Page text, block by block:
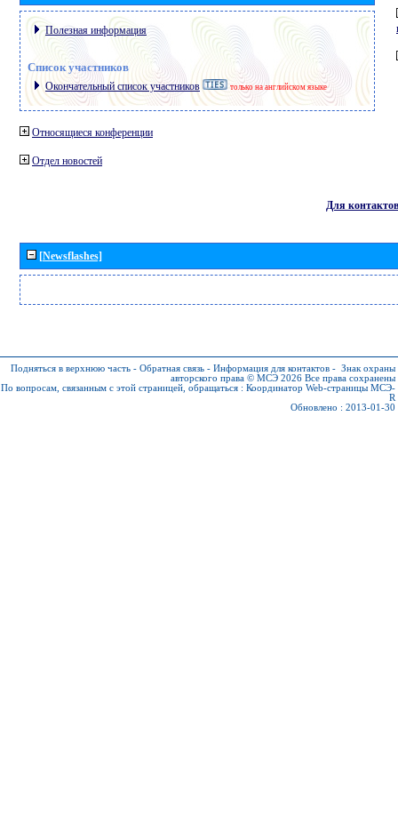
Полезная информация
Список участников
Окончательный список участников только на английском языке
Относящиеся конференции
Отдел новостей
Для контактов
[Newsflashes]
Подняться в верхнюю часть - Обратная связь - Информация для контактов - Знак охраны
авторского права © МСЭ 2026 Все права сохранены
По вопросам, связанным с этой страницей, обращаться : Координатор Web-страницы МСЭ-
R
Обновлено : 2013-01-30